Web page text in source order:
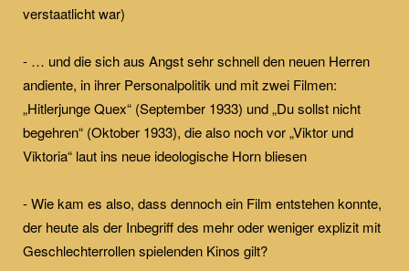
verstaatlicht war)
- … und die sich aus Angst sehr schnell den neuen Herren
andiente, in ihrer Personalpolitik und mit zwei Filmen:
„Hitlerjunge Quex“ (September 1933) und „Du sollst nicht
begehren“ (Oktober 1933), die also noch vor „Viktor und
Viktoria“ laut ins neue ideologische Horn bliesen
- Wie kam es also, dass dennoch ein Film entstehen konnte,
der heute als der Inbegriff des mehr oder weniger explizit mit
Geschlechterrollen spielenden Kinos gilt?